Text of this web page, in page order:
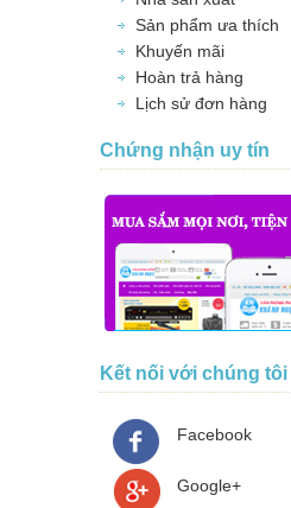
Sản phẩm ưa thích
Khuyến mãi
Hoàn trả hàng
Lịch sử đơn hàng
Chứng nhận uy tín
Kết nối với chúng tôi
Facebook
Google+